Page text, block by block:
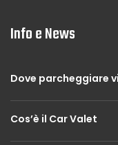
Info e News
Dove parcheggiare
Cos’è il Car Valet